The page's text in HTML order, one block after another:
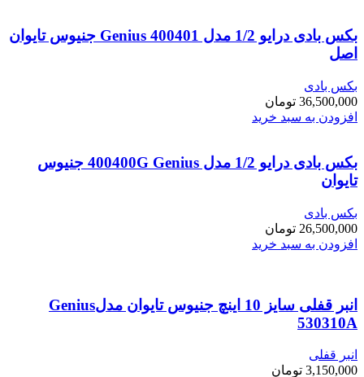
بکس بادی درایو 1/2 مدل Genius 400401 جنیوس تایوان
اصل
بکس بادی
36,500,000 تومان
افزودن به سبد خرید
بکس بادی درایو 1/2 مدل 400400G Genius جنیوس
تایوان
بکس بادی
26,500,000 تومان
افزودن به سبد خرید
انبر قفلی سایز 10 اینچ جنیوس تایوان مدلGenius
530310A
انبر قفلی
3,150,000 تومان